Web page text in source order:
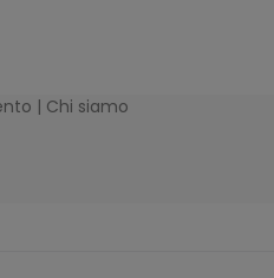
| Chi siamo